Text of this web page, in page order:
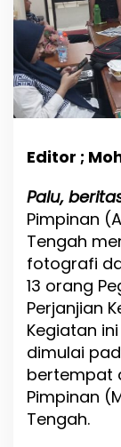
Editor ;
Palu,
Pimpinan
Tengah
fotografi
13 orang
Perjanjian
Kegiatan
dimulai
bertempat
Pimpinan
Tengah.